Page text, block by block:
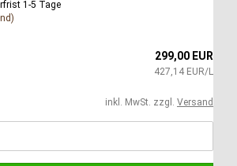
1-5 Tage
299,00 EUR
427,14 EUR/L
inkl. MwSt. zzgl. Versand